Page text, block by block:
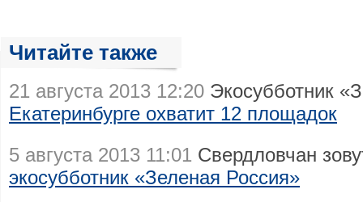
Читайте также
21 августа 2013 12:20 Экосубботник
Екатеринбурге охватит 12 площадок
5 августа 2013 11:01 Свердловчан
экосубботник «Зеленая Россия»